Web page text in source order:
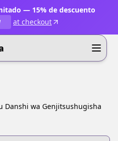
— 15% de descuento
at checkout
Danshi wa Genjitsushugisha